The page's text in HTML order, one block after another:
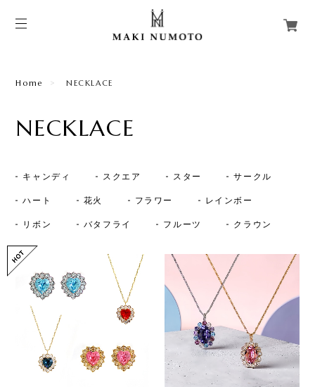
Home NECKLACE
NECKLACE
キャンディ スクエア スター サークル
ハート 花火 フラワー レインボー
リボン バタフライ フルーツ クラウン